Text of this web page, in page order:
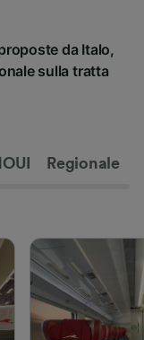
da Italo,
sulla tratta
Regionale